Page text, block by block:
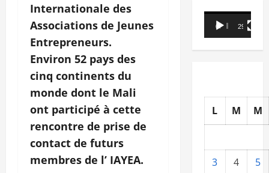
Internationale des
Associations de Jeunes
Entrepreneurs.
Environ 52 pays des
cinq continents du
monde dont le Mali
ont participé à cette
rencontre de prise de
contact de futurs
membres de l’ IAYEA.
Lecteur
vidéo
00:00 29:21
L M M
3 4
5